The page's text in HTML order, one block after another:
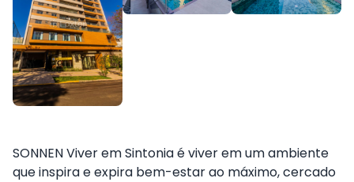
SONNEN Viver em Sintonia é viver em um ambiente
que inspira e expira bem-estar ao máximo, cercado